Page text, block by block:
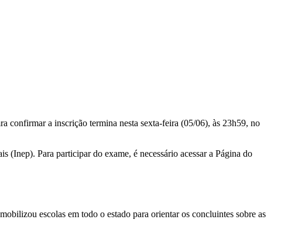
confirmar a inscrição termina nesta sexta-feira (05/06), às 23h59, no
(Inep). Para participar do exame, é necessário acessar a Página do
escolas em todo o estado para orientar os concluintes sobre as